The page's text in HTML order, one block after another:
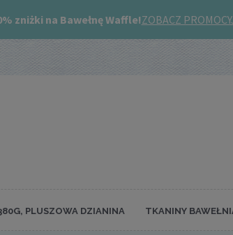
PLUSZOWA DZIANINA TKANINY